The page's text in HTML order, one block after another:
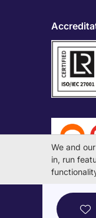
© Michael
License
We and
in, run